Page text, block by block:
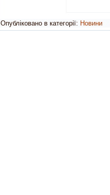
Опубліковано в категорії: Новини